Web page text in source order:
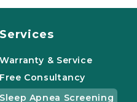
Services
Warranty & Service
Free Consultancy
Sleep Apnea Screening